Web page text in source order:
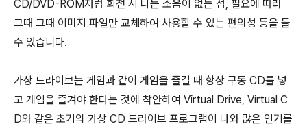
CD/DVD-ROM처럼 회전 시 나는 소음이 없는 점, 필요에 따라
그때 그때 이미지 파일만 교체하여 사용할 수 있는 편의성 등을 들
수 있습니다.
가상 드라이브는 게임과 같이 게임을 즐길 때 항상 구동 CD를 넣
고 게임을 즐겨야 한다는 것에 착안하여 Virtual Drive, Virtual C
D와 같은 초기의 가상 CD 드라이브 프로그램이 나와 많은 인기를